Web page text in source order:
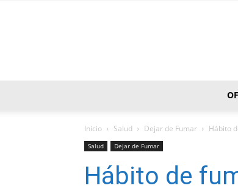
Inicio Salud Dejar de Fumar Hábito
Salud Dejar de Fumar
Hábito de